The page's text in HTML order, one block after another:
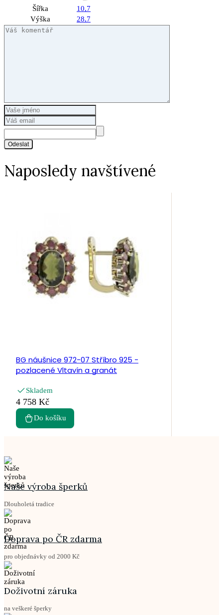
Šířka
10,7
Výška
28,7
Odeslat
Naposledy navštívené
BG náušnice 972-07 Stříbro 925 -
pozlacené Vltavín a granát
Skladem
4 758 Kč
Do košíku
Naše výroba šperků
Dlouholetá tradice
Doprava po ČR zdarma
pro objednávky od 2000 Kč
Doživotní záruka
na veškeré šperky